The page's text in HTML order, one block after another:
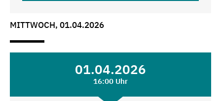
MITTWOCH, 01.04.2026
01.04.2026
16:00 Uhr